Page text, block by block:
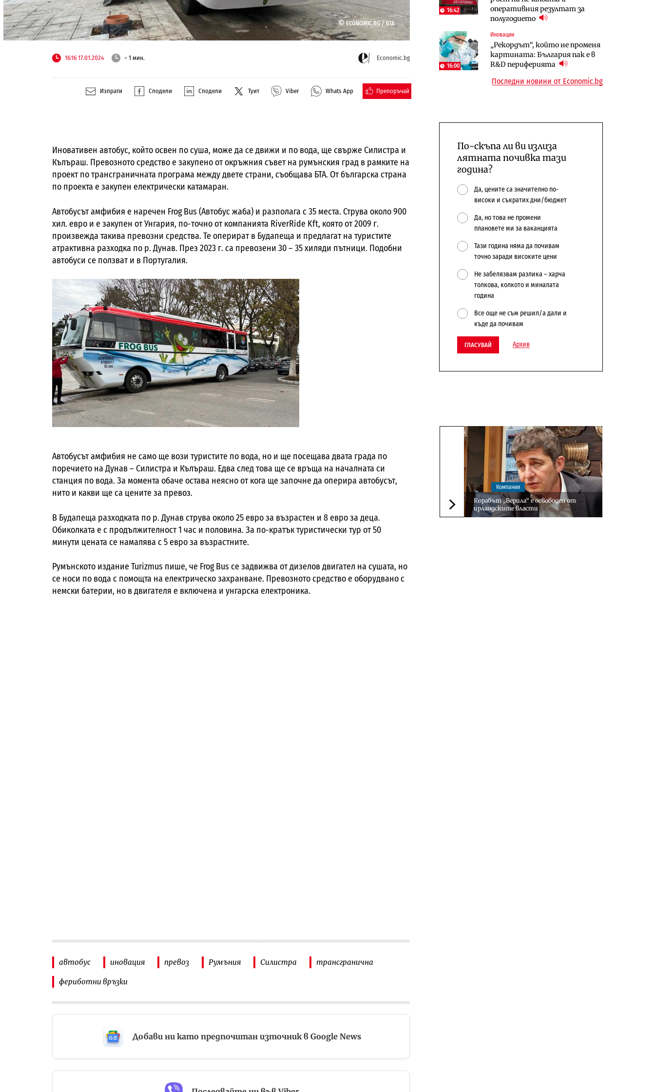
©ECONOMIC.BG /БТА
16:16 17.01.2024 ~ 1 мин. Economic.bg
Изпрати Сподели Сподели Туит Viber Whats App Препоръчай
Иновативен автобус, който освен по суша, може да се движи и по вода, ще свърже Силистра и
Кълъраш. Превозното средство е закупено от окръжния съвет на румънския град в рамките на
проект по трансграничната програма между двете страни, съобщава БТА. От българска страна
по проекта е закупен електрически катамаран.
Автобусът амфибия е наречен Frog Bus (Автобус жаба) и разполага с 35 места. Струва около 900
хил. евро и е закупен от Унгария, по-точно от компанията RiverRide Kft, която от 2009 г.
произвежда такива превозни средства. Те оперират в Будапеща и предлагат на туристите
атрактивна разходка по р. Дунав. През 2023 г. са превозени 30 – 35 хиляди пътници. Подобни
автобуси се ползват и в Португалия.
Автобусът амфибия не само ще вози туристите по вода, но и ще посещава двата града по
поречието на Дунав – Силистра и Кълъраш. Едва след това ще се връща на началната си
станция по вода. За момента обаче остава неясно от кога ще започне да оперира автобусът,
нито и какви ще са цените за превоз.
В Будапеща разходката по р. Дунав струва около 25 евро за възрастен и 8 евро за деца.
Обиколката е с продължителност 1 час и половина. За по-кратък туристически тур от 50
минути цената се намалява с 5 евро за възрастните.
Румънското издание Turizmus пише, че Frog Bus се задвижва от дизелов двигател на сушата, но
се носи по вода с помощта на електрическо захранване. Превозното средство е оборудвано с
немски батерии, но в двигателя е включена и унгарска електроника.
автобус иновация превоз Румъния Силистра трансгранична
фериботни връзки
Добави ни като предпочитан източник в Google News
16:42
оперативния резултат за
полугодието
16:00
Иновации
„Рекордът“, който не променя
картината: България пак е в
R&D периферията
център в Доброславци
Трафикът толкова е намалял,
че големи медии обмислят да се
откажат напълно от Google
10:12
„Ендуросат“ ще строи огромен
космически и отбранителен
център в Доброславци
Последни новини от Economic.bg
По-скъпа ли ви излиза
лятната почивка тази
година?
Да, цените са значително по-
високи и съкратих дни/бюджет
Да, но това не промени
плановете ми за ваканцията
Тази година няма да почивам
точно заради високите цени
Не забелязвам разлика – харча
толкова, колкото и миналата
година
Все още не съм решил/а дали и
къде да почивам
ГЛАСУВАЙ Архив
Следваща новина
Компании
Корабът „Верила“ е освободен от
ирландските власти